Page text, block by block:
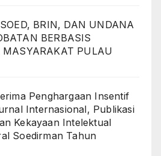
BRIN, DAN UNDANA
BERBASIS
MASYARAKAT PULAU
Penghargaan Insentif
Internasional, Publikasi
Kekayaan Intelektual
Soedirman Tahun